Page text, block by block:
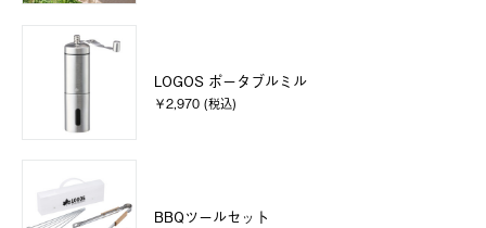
LOGOS ポータブルミル
￥2,970 (税込)
BBQツールセット